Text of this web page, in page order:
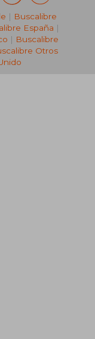
| Buscalibre
España |
| Buscalibre
Otros